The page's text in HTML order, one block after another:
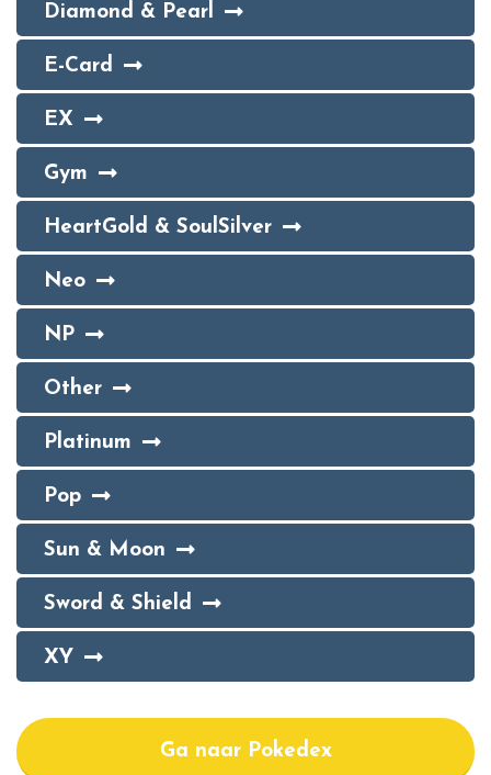
Diamond & Pearl
E-Card
EX
Gym
HeartGold & SoulSilver
Neo
NP
Other
Platinum
Pop
Sun & Moon
Sword & Shield
XY
Ga naar Pokedex